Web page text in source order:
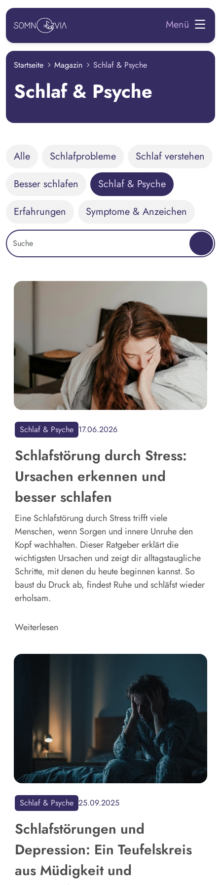
zum Hauptinhalt springen
Menü
Startseite Magazin Schlaf & Psyche
Schlaf & Psyche
Alle Schlafprobleme
Schlaf verstehen
Besser schlafen
Schlaf & Psyche
Erfahrungen
Symptome & Anzeichen
Schlaf & Psyche 17.06.2026
Schlafstörung durch Stress:
Ursachen erkennen und
besser schlafen
Eine Schlafstörung durch Stress trifft viele
Menschen, wenn Sorgen und innere Unruhe den
Kopf wachhalten. Dieser Ratgeber erklärt die
wichtigsten Ursachen und zeigt dir alltagstaugliche
Schritte, mit denen du heute beginnen kannst. So
baust du Druck ab, findest Ruhe und schläfst wieder
erholsam.
Weiterlesen
Schlaf & Psyche 25.09.2025
Schlafstörungen und
Depression: Ein Teufelskreis
aus Müdigkeit und